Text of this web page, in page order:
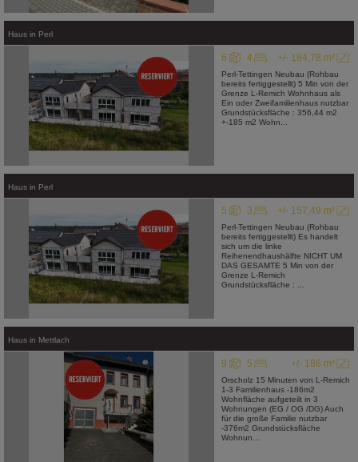
Haus in Perl
+/- 184,78 m²
6 4
Perl-Tettingen Neubau (Rohbau
bereits fertiggestellt) 5 Min von der
Grenze L-Remich Wohnhaus als
Ein oder Zweifamilienhaus nutzbar
Grundstücksfläche : 356,44 m2
+-185 m2 Wohn...
Haus in Perl
+/- 157,49 m²
5 3
Perl-Tettingen Neubau (Rohbau
bereits fertiggestellt) Es handelt
sich um die linke
Reihenendhaushälfte NICHT UM
DAS GESAMTE 5 Min von der
Grenze L-Remich
Grundstücksfläche : ...
Haus in Mettlach
+/- 186 m²
9 5
Orscholz 15 Minuten von L-Remich
1-3 Familienhaus -186m2
Wohnfläche aufgeteilt in 3
Wohnungen (EG / OG /DG) Auch
für die große Familie nutzbar
-376m2 Grundstücksfläche
Wohnun...